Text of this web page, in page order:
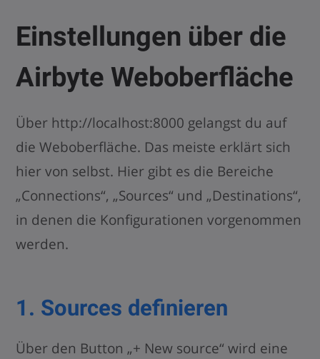
Einstellungen über die
Airbyte Weboberfläche
Über http://localhost:8000 gelangst du auf
die Weboberfläche. Das meiste erklärt sich
hier von selbst. Hier gibt es die Bereiche
„Connections“, „Sources“ und „Destinations“,
in denen die Konfigurationen vorgenommen
werden.
1. Sources definieren
Über den Button „+ New source“ wird eine